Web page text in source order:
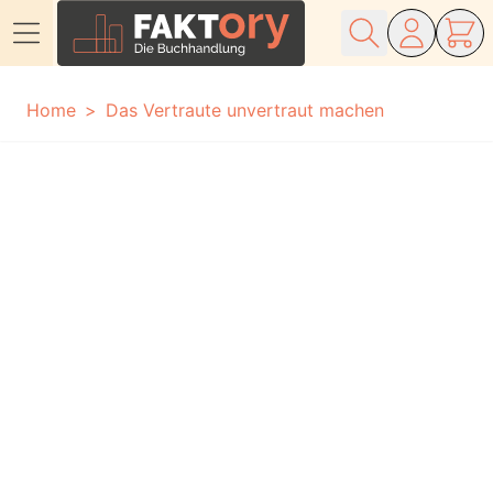
Home
Das Vertraute unvertraut machen